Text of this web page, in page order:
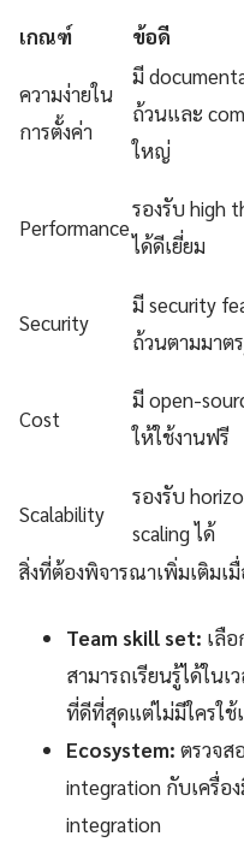
เกณฑ์ ข้อดี
ความง่ายใน
การตั้งค่า
มี
ถ้วนและ
ใหญ่
Performance
รองรับ high
ได้ดีเยี่ยม
Security
มี security
ถ้วนตามมาต
Cost
มี open-
ให้ใช้งานฟรี
Scalability
รองรับ
scaling ได้
สิ่งที่ต้องพิจารณาเพิ่มเติมเ
Team skill set: เลื
สามารถเรียนรู้ได้ใน
ที่ดีที่สุดแต่ไม่มีใครใช้
Ecosystem: ตรวจส
integration กับเครื่อ
integration